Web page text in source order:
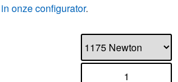
in onze configurator.